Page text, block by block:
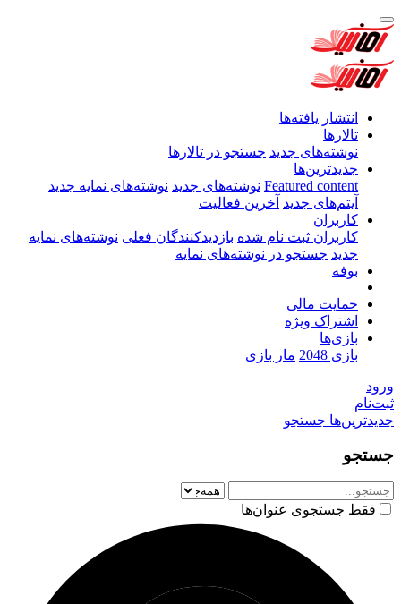
انتشار یافته‌ها
تالارها
نوشته‌های جدید جستجو در تالارها
جدیدترین‌ها
Featured content نوشته‌های جدید نوشته‌های نمایه جدید
آیتم‌های جدید آخرین فعالیت
کاربران
کاربران ثبت نام شده بازدیدکنندگان فعلی نوشته‌های نمایه
جدید جستجو در نوشته‌های نمایه
بوفه
حمایت مالی
اشتراک ویژه
بازی‌ها
بازی 2048
مار بازی
ورود
ثبت‌نام
جدیدترین‌ها جستجو
جستجو
فقط جستجوی عنوان‌ها